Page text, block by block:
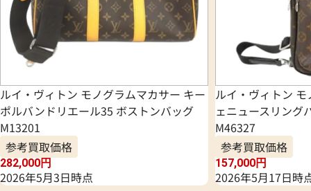
ルイ・ヴィトン モノグラムマカサー キー
ポルバンドリエール35 ボストンバッグ
M13201
参考買取価格
282,000円
2026年5月3日時点
ルイ・ヴィトン
ェニュースリング
M46327
参考買取価格
157,000円
2026年5月17日時